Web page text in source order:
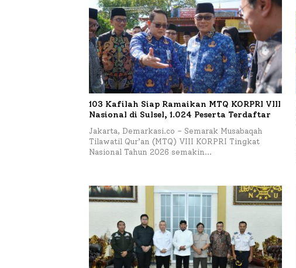
103 Kafilah Siap Ramaikan MTQ KORPRI VIII
Nasional di Sulsel, 1.024 Peserta Terdaftar
Jakarta, Demarkasi.co – Semarak Musabaqah
Tilawatil Qur’an (MTQ) VIII KORPRI Tingkat
Nasional Tahun 2026 semakin…